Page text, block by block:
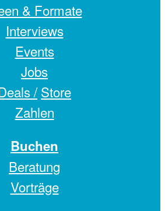
& Formate
Interviews
Events
Jobs
/ Store
Zahlen
Buchen
Beratung
Vorträge